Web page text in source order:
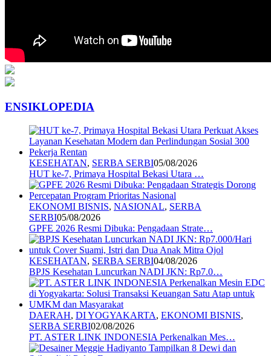
ENSIKLOPEDIA
KESEHATAN, SERBA SERBI05/08/2026
HUT ke-7, Primaya Hospital Bekasi Utara …
EKONOMI BISNIS, NASIONAL, SERBA
SERBI05/08/2026
GPFE 2026 Resmi Dibuka: Pengadaan Strate…
KESEHATAN, SERBA SERBI04/08/2026
BPJS Kesehatan Luncurkan NADI JKN: Rp7.0…
DAERAH, DI YOGYAKARTA, EKONOMI BISNIS,
SERBA SERBI02/08/2026
PT. ASTER LINK INDONESIA Perkenalkan Mes…